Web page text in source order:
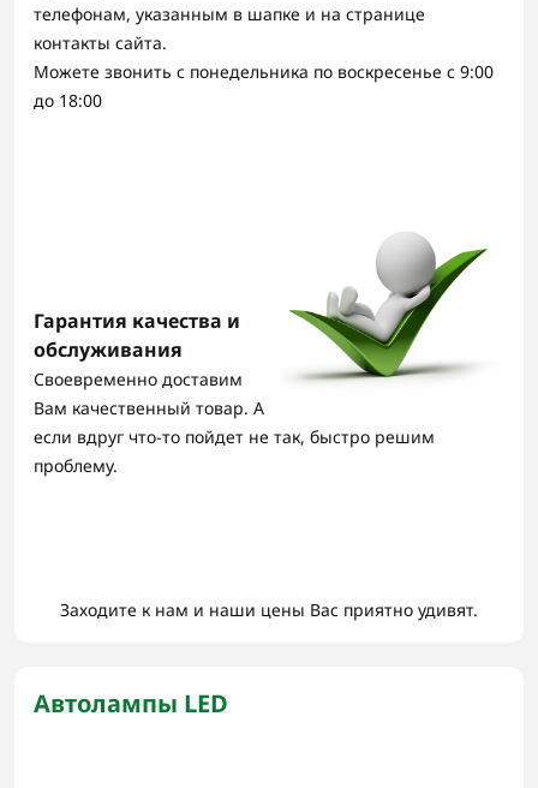
телефонам, указанным в шапке и на странице
контакты сайта.
Можете звонить с понедельника по воскресенье с 9:00
до 18:00
Гарантия качества и
обслуживания
Своевременно доставим
Вам качественный товар. А
если вдруг что-то пойдет не так, быстро решим
проблему.
Заходите к нам и наши цены Вас приятно удивят.
Автолампы LED